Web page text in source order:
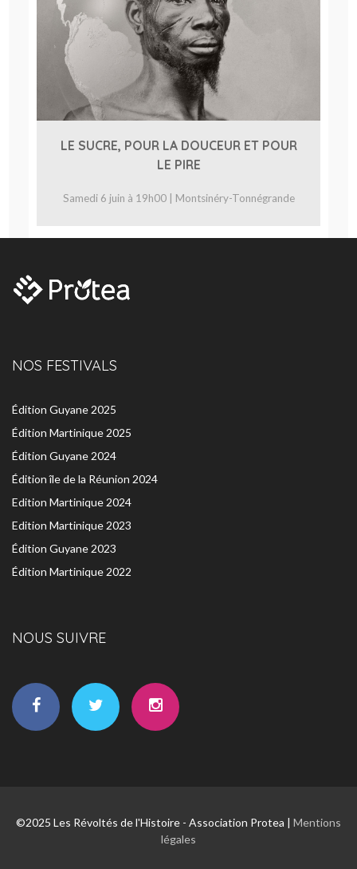
LE SUCRE, POUR LA DOUCEUR ET POUR
LE PIRE
Samedi 6 juin à 19h00 | Montsinéry-Tonnégrande
NOS FESTIVALS
Édition Guyane 2025
Édition Martinique 2025
Édition Guyane 2024
Édition île de la Réunion 2024
Edition Martinique 2024
Edition Martinique 2023
Édition Guyane 2023
Édition Martinique 2022
NOUS SUIVRE
©2025 Les Révoltés de l'Histoire - Association Protea | Mentions
légales